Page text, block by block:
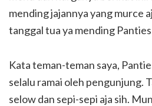
mending jajannya yang murce
tanggal tua ya mending Panties
Kata teman-teman saya,
selalu ramai oleh pengunjung.
selow dan sepi-sepi aja sih.